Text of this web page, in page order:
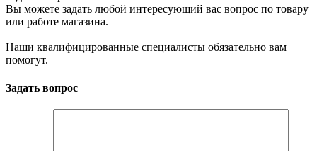
Вы можете задать любой интересующий вас вопрос по товару
или работе магазина.
Наши квалифицированные специалисты обязательно вам
помогут.
Задать вопрос